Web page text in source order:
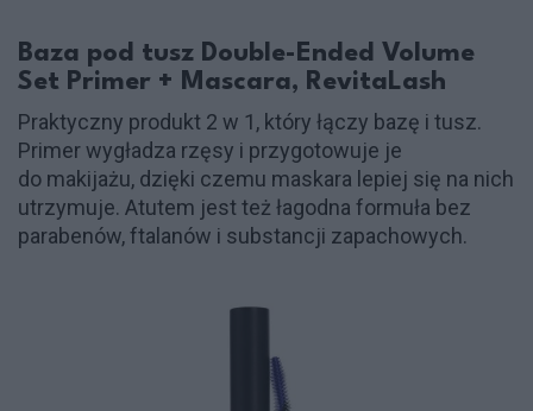
Baza pod tusz Double-Ended Volume
Set Primer + Mascara, RevitaLash
Praktyczny produkt 2 w 1, który łączy bazę i tusz.
Primer wygładza rzęsy i przygotowuje je
do makijażu, dzięki czemu maskara lepiej się na nich
utrzymuje. Atutem jest też łagodna formuła bez
parabenów, ftalanów i substancji zapachowych.